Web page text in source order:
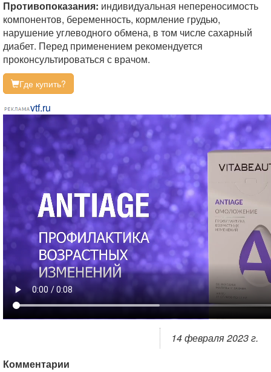
Противопоказания: индивидуальная непереносимость
компонентов, беременность, кормление грудью,
нарушение углеводного обмена, в том числе сахарный
диабет. Перед применением рекомендуется
проконсультироваться с врачом.
Где купить?
vtf.ru
14 февраля 2023 г.
Комментарии